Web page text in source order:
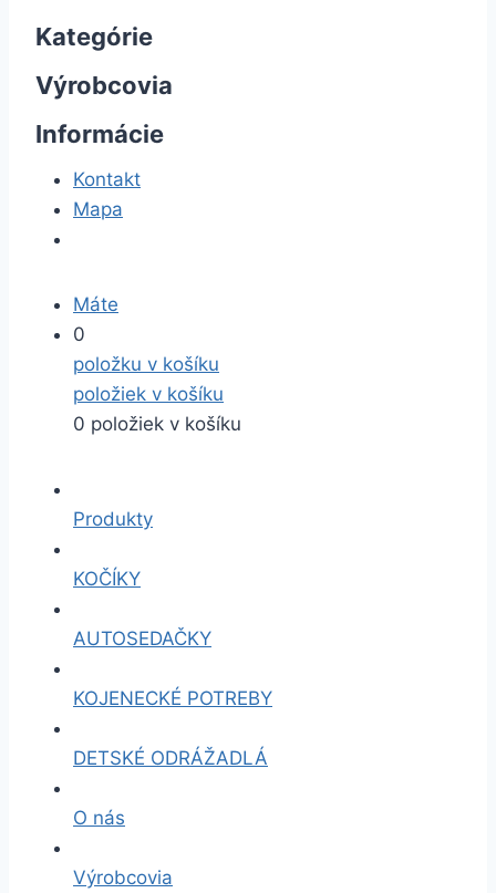
Kategórie
Výrobcovia
Informácie
Kontakt
Mapa
Máte
0
položku v košíku
položiek v košíku
0 položiek v košíku
Produkty
KOČÍKY
AUTOSEDAČKY
KOJENECKÉ POTREBY
DETSKÉ ODRÁŽADLÁ
O nás
Výrobcovia